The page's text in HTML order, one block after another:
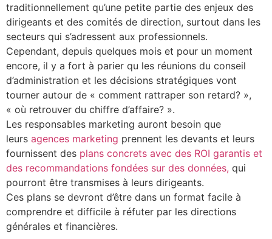
traditionnellement qu’une petite partie des enjeux des
dirigeants et des comités de direction, surtout dans les
secteurs qui s’adressent aux professionnels.
Cependant, depuis quelques mois et pour un moment
encore, il y a fort à parier qu les réunions du conseil
d’administration et les décisions stratégiques vont
tourner autour de « comment rattraper son retard? »,
« où retrouver du chiffre d’affaire? ».
​Les responsables marketing auront besoin que
leurs agences marketing prennent les devants et leurs
fournissent des plans concrets avec des ROI garantis et
des recommandations fondées sur des données, qui
pourront être transmises à leurs dirigeants.
Ces plans se devront d’être dans un format facile à
comprendre et difficile à réfuter par les directions
générales et financières.